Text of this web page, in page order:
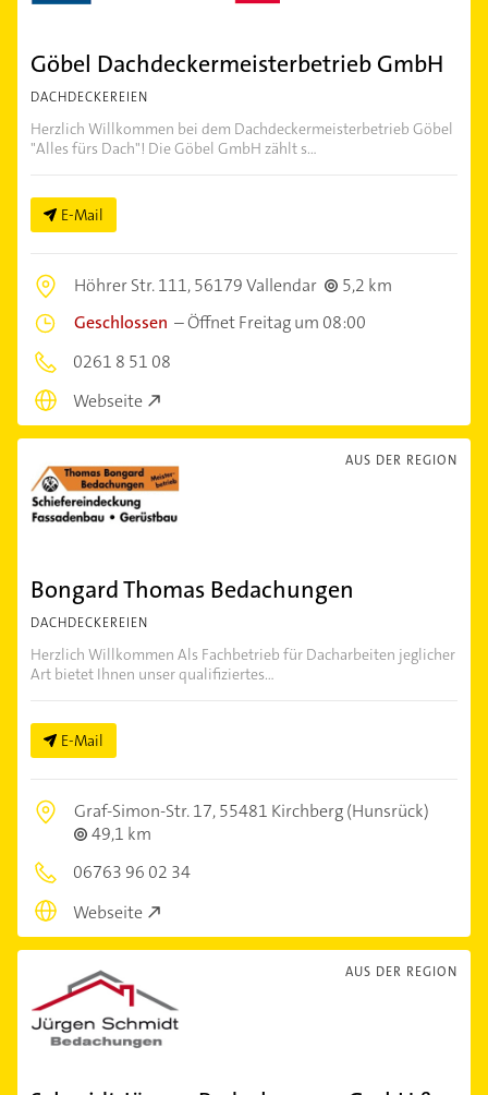
Göbel Dachdeckermeisterbetrieb GmbH
DACHDECKEREIEN
Herzlich Willkommen bei dem Dachdeckermeisterbetrieb Göbel
"Alles fürs Dach"! Die Göbel GmbH zählt s...
E-Mail
Höhrer Str. 111,56179 Vallendar
5,2 km
Geschlossen –Öffnet Freitag um 08:00
0261 8 51 08
Webseite
AUS DER REGION
Bongard Thomas Bedachungen
DACHDECKEREIEN
Herzlich Willkommen Als Fachbetrieb für Dacharbeiten jeglicher
Art bietet Ihnen unser qualifiziertes...
E-Mail
Graf-Simon-Str. 17,55481 Kirchberg (Hunsrück)
49,1 km
06763 96 02 34
Webseite
AUS DER REGION